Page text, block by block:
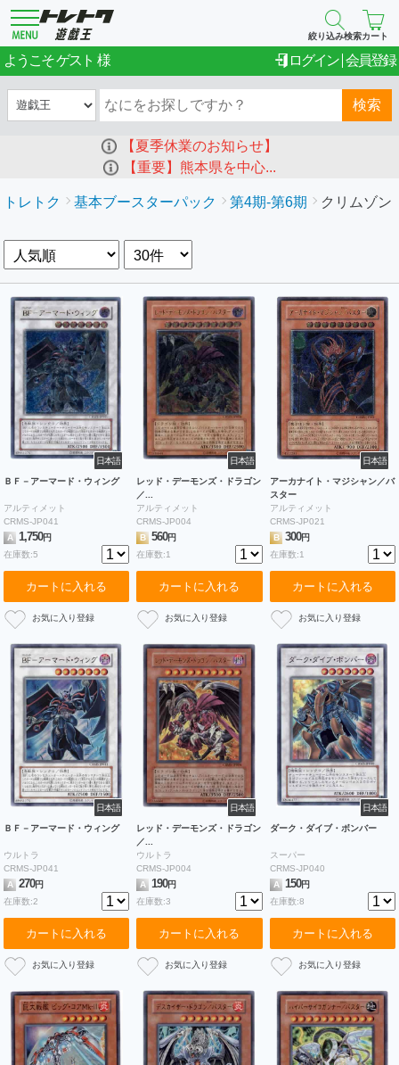
絞り込み検索カート
ようこそゲスト ログイン 会員登録
検索
【夏季休業のお知らせ】
【重要】熊本県を中心...
トレトク 基本ブースターパック 第4期-第6期 クリムゾン
日本語
ＢＦ－アーマード・ウィング
アルティメット
CRMS-JP041
A
1,750円
在庫数:5
カートに入れる
日本語
レッド・デーモンズ・ドラゴン
／...
アルティメット
CRMS-JP004
B
560円
在庫数:1
カートに入れる
日本語
アーカナイト・マジシャン／バ
スター
アルティメット
CRMS-JP021
B 300円
在庫数:1
カートに入れる
日本語
ＢＦ－アーマード・ウィング
ウルトラ
CRMS-JP041
A
270円
在庫数:2
カートに入れる
日本語
レッド・デーモンズ・ドラゴン
／...
ウルトラ
CRMS-JP004
A
190円
在庫数:3
カートに入れる
日本語
ダーク・ダイブ・ボンバー
スーパー
CRMS-JP040
A 150円
在庫数:8
カートに入れる